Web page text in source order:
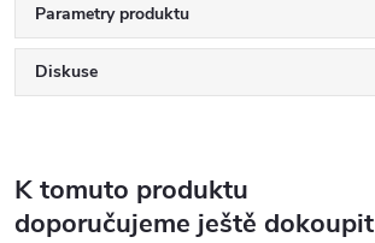
Parametry produktu
Diskuse
K tomuto produktu
doporučujeme ještě dokoupit